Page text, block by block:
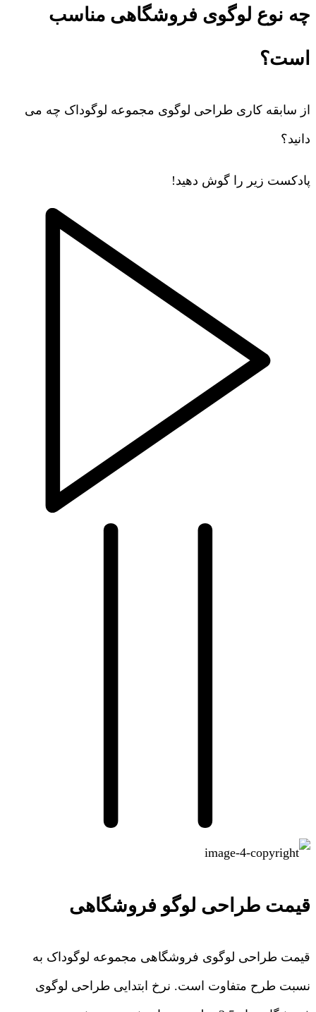
چه نوع لوگوی فروشگاهی مناسب
است؟
از سابقه کاری طراحی لوگوی مجموعه لوگوداک چه می
دانید؟
پادکست زیر را گوش دهید!
قیمت طراحی لوگو فروشگاهی
قیمت طراحی لوگوی فروشگاهی مجموعه لوگوداک به
نسبت طرح متفاوت است. نرخ ابتدایی طراحی لوگوی